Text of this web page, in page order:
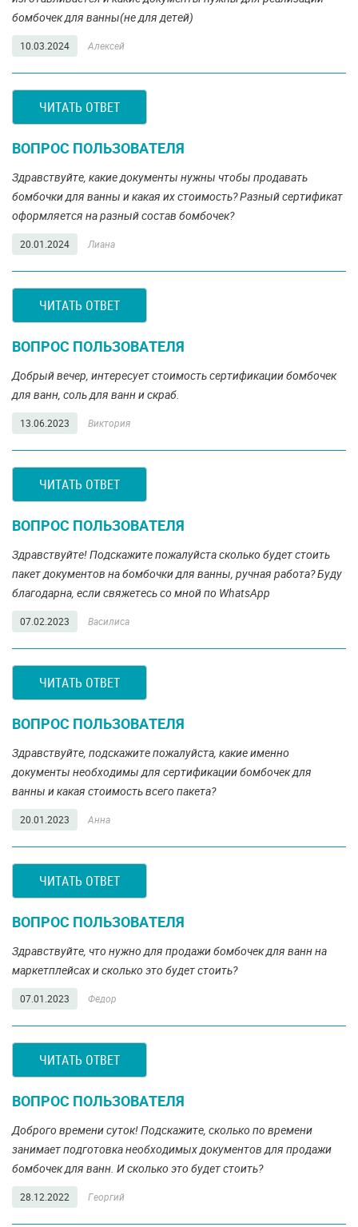
бомбочек для ванны(не для детей)
10.03.2024 Алексей
ЧИТАТЬ ОТВЕТ
ВОПРОС ПОЛЬЗОВАТЕЛЯ
Здравствуйте, какие документы нужны чтобы продавать
бомбочки для ванны и какая их стоимость? Разный сертификат
оформляется на разный состав бомбочек?
20.01.2024 Лиана
ЧИТАТЬ ОТВЕТ
ВОПРОС ПОЛЬЗОВАТЕЛЯ
Добрый вечер, интересует стоимость сертификации бомбочек
для ванн, соль для ванн и скраб.
13.06.2023 Виктория
ЧИТАТЬ ОТВЕТ
ВОПРОС ПОЛЬЗОВАТЕЛЯ
Здравствуйте! Подскажите пожалуйста сколько будет стоить
пакет документов на бомбочки для ванны, ручная работа? Буду
благодарна, если свяжетесь со мной по WhatsApp
07.02.2023 Василиса
ЧИТАТЬ ОТВЕТ
ВОПРОС ПОЛЬЗОВАТЕЛЯ
Здравствуйте, подскажите пожалуйста, какие именно
документы необходимы для сертификации бомбочек для
ванны и какая стоимость всего пакета?
20.01.2023 Анна
ЧИТАТЬ ОТВЕТ
ВОПРОС ПОЛЬЗОВАТЕЛЯ
Здравствуйте, что нужно для продажи бомбочек для ванн на
маркетплейсах и сколько это будет стоить?
07.01.2023 Фёдор
ЧИТАТЬ ОТВЕТ
ВОПРОС ПОЛЬЗОВАТЕЛЯ
Доброго времени суток! Подскажите, сколько по времени
занимает подготовка необходимых документов для продажи
бомбочек для ванн. И сколько это будет стоить?
28.12.2022 Георгий